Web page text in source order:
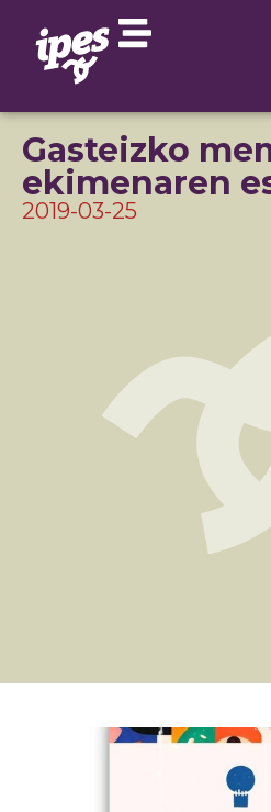
Gasteizko
ekimenaren
2019-03-25